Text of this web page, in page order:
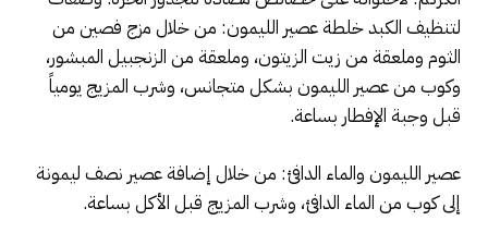
لتنظيف الكبد خلطة عصير الليمون: من خلال مزج فصين من
الثوم وملعقة من زيت الزيتون، وملعقة من الزنجبيل المبشور،
وكوب من عصير الليمون بشكل متجانس، وشرب المزيج يومياً
قبل وجبة الإفطار بساعة.
عصير الليمون والماء الدافئ: من خلال إضافة عصير نصف ليمونة
إلى كوب من الماء الدافئ، وشرب المزيج قبل الأكل بساعة.